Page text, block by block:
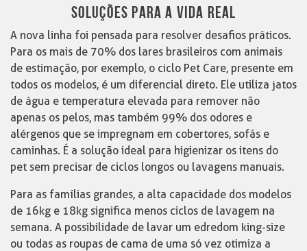
SOLUÇÕES PARA A VIDA REAL
A nova linha foi pensada para resolver desafios práticos.
Para os mais de 70% dos lares brasileiros com animais
de estimação, por exemplo, o ciclo Pet Care, presente em
todos os modelos, é um diferencial direto. Ele utiliza jatos
de água e temperatura elevada para remover não
apenas os pelos, mas também 99% dos odores e
alérgenos que se impregnam em cobertores, sofás e
caminhas. É a solução ideal para higienizar os itens do
pet sem precisar de ciclos longos ou lavagens manuais.
Para as famílias grandes, a alta capacidade dos modelos
de 16kg e 18kg significa menos ciclos de lavagem na
semana. A possibilidade de lavar um edredom king-size
ou todas as roupas de cama de uma só vez otimiza a